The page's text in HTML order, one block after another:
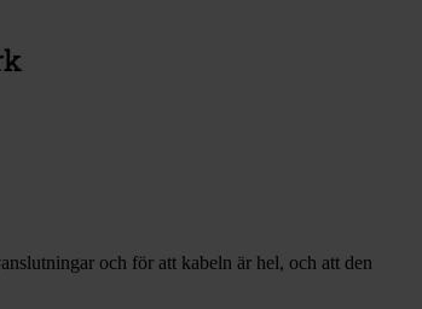
och för att kabeln är hel, och att den